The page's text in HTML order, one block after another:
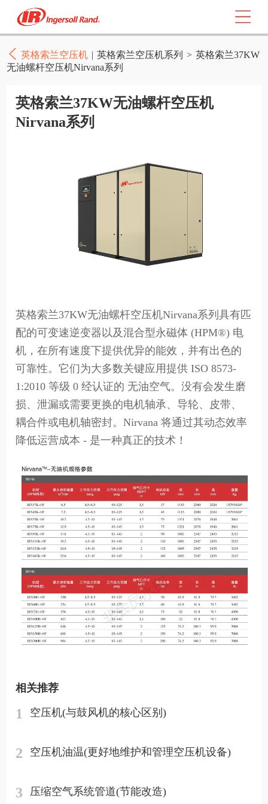
英格索兰空压机 | 英格索兰空压机系列 > 英格索兰37KW
无油螺杆空压机Nirvana系列
英格索兰37KW无油螺杆空压机
Nirvana系列
英格索兰37KW无油螺杆空压机Nirvana系列具有匹
配的可变速逆变器以及混合型永磁体 (HPM®) 电
机，在所有速度下提供优异的能效，并有出色的
可靠性。它们为大多数关键应用提供 ISO 8573-
1:2010 等级 0 经认证的 无油空气。没有会发生磨
损、泄漏或需要更换的电机轴承、导轮、皮带、
耦合件或电机轴密封。Nirvana 将通过其动态效率
降低运营成本 - 是一种真正的技术！
相关推荐
1 空压机(与鼓风机的核心区别)
2 空压机油温(更好地维护和管理空压机设备)
3 压缩空气系统管道(节能改造)